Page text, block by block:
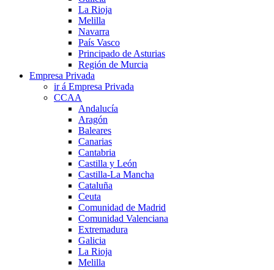
La Rioja
Melilla
Navarra
País Vasco
Principado de Asturias
Región de Murcia
Empresa Privada
ir á Empresa Privada
CCAA
Andalucía
Aragón
Baleares
Canarias
Cantabria
Castilla y León
Castilla-La Mancha
Cataluña
Ceuta
Comunidad de Madrid
Comunidad Valenciana
Extremadura
Galicia
La Rioja
Melilla